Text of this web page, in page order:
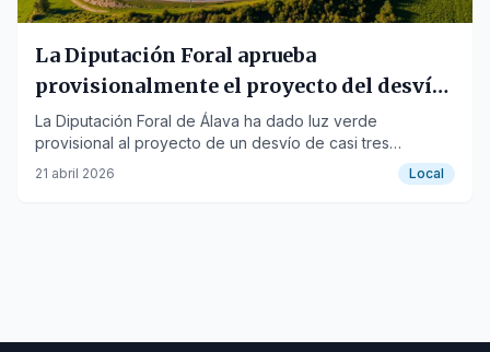
La Diputación Foral aprueba
provisionalmente el proyecto del desvío
de Pobes
La Diputación Foral de Álava ha dado luz verde
provisional al proyecto de un desvío de casi tres
kilómetros para evitar el paso a nivel de Pobes,
incluyendo el informe ambiental y la lista de expropi…
21 abril 2026 Local